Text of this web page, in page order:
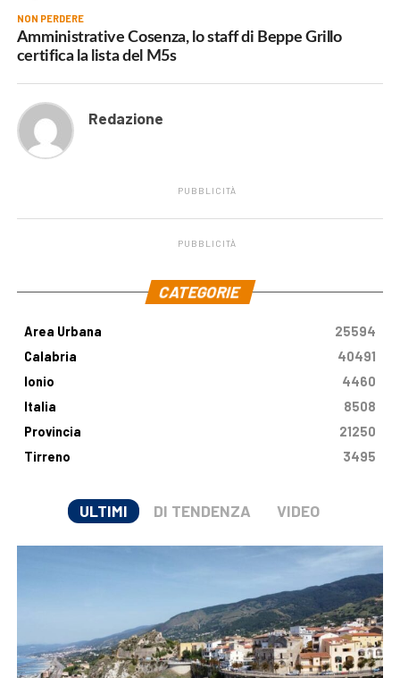
NON PERDERE
Amministrative Cosenza, lo staff di Beppe Grillo
certifica la lista del M5s
Redazione
PUBBLICITÀ
PUBBLICITÀ
CATEGORIE
Area Urbana
25594
Calabria
40491
Ionio
4460
Italia
8508
Provincia
21250
Tirreno
3495
ULTIMI DI TENDENZA VIDEO